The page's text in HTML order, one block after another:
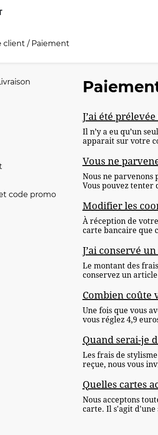
client / Paiement
code promo
J’ai été
Il n’y a eu qu’un
apparait sur votre
Vous ne
Nous ne parvenons
Vous pouvez tenter
Modifier les
À réception de
carte bancaire que
J’ai conservé
Le montant des
conservez un
Combien coûte
Une fois que vous
vous réglez 4,9
Quand serai-je
Les frais de
reçue, nous vous
Quelles cartes
Nous acceptons
carte. Il s'agit d'une